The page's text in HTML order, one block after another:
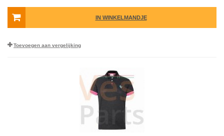
IN WINKELMANDJE
Toevoegen aan vergelijking